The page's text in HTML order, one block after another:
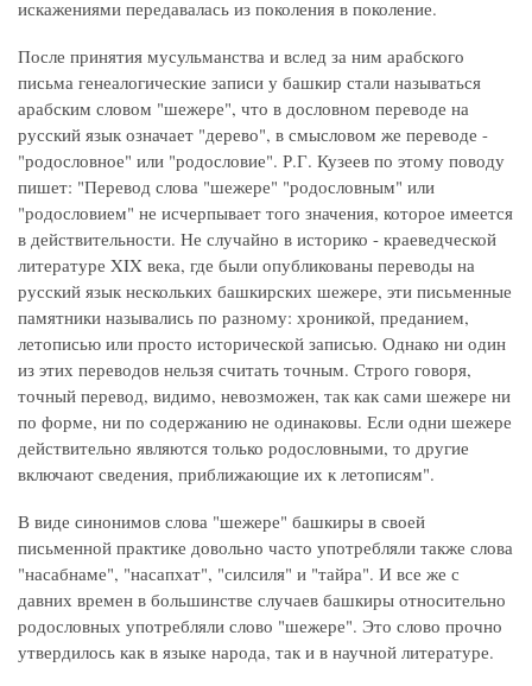
искажениями передавалась из поколения в поколение.
После принятия мусульманства и вслед за ним арабского
письма генеалогические записи у башкир стали называться
арабским словом "шежере", что в дословном переводе на
русский язык означает "дерево", в смысловом же переводе -
"родословное" или "родословие". Р.Г. Кузеев по этому поводу
пишет: "Перевод слова "шежере" "родословным" или
"родословием" не исчерпывает того значения, которое имеется
в действительности. Не случайно в историко - краеведческой
литературе XIX века, где были опубликованы переводы на
русский язык нескольких башкирских шежере, эти письменные
памятники назывались по разному: хроникой, преданием,
летописью или просто исторической записью. Однако ни один
из этих переводов нельзя считать точным. Строго говоря,
точный перевод, видимо, невозможен, так как сами шежере ни
по форме, ни по содержанию не одинаковы. Если одни шежере
действительно являются только родословными, то другие
включают сведения, приближающие их к летописям".
В виде синонимов слова "шежере" башкиры в своей
письменной практике довольно часто употребляли также слова
"насабнаме", "насапхат", "силсиля" и "тайра". И все же с
давних времен в большинстве случаев башкиры относительно
родословных употребляли слово "шежере". Это слово прочно
утвердилось как в языке народа, так и в научной литературе.